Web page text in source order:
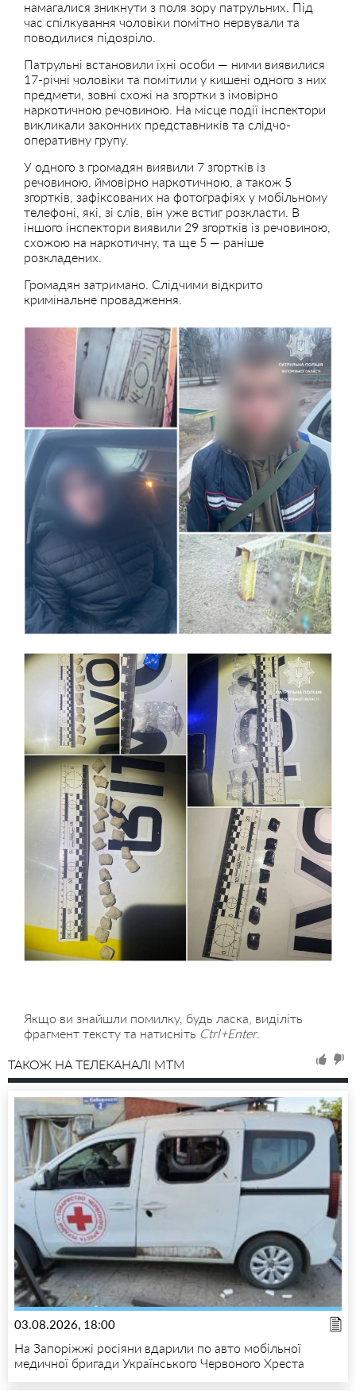
намагалися зникнути з поля зору патрульних. Під
час спілкування чоловіки помітно нервували та
поводилися підозріло.
Патрульні встановили їхні особи — ними виявилися
17-річні чоловіки та помітили у кишені одного з них
предмети, зовні схожі на згортки з імовірно
наркотичною речовиною. На місце події інспектори
викликали законних представників та слідчо-
оперативну групу.
У одного з громадян виявили 7 згортків із
речовиною, ймовірно наркотичною, а також 5
згортків, зафіксованих на фотографіях у мобільному
телефоні, які, зі слів, він уже встиг розкласти. В
іншого інспектори виявили 29 згортків із речовиною,
схожою на наркотичну, та ще 5 — раніше
розкладених.
Громадян затримано. Слідчими відкрито
кримінальне провадження.
Якщо ви знайшли помилку, будь ласка, виділіть
фрагмент тексту та натисніть Ctrl+Enter.
ТАКОЖ НА ТЕЛЕКАНАЛІ MTM
03.08.2026, 18:00
На Запоріжжі росіяни вдарили по авто мобільної
медичної бригади Українського Червоного Хреста